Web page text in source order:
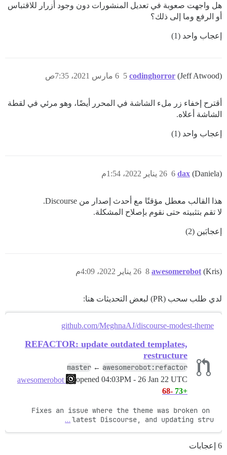
هل واجهت صعوبة في تعديل المنشورات دون وجود أزرار للاقتباس
أو الرفع وما إلى ذلك؟
إعجاب واحد (1)
codinghorror (Jeff Atwood) 6 مارس 2021، 7:35ص 5
أقترح إخفاء زر ملء الشاشة في المحرر أيضًا، وهو مرئي في لقطة
الشاشة أعلاه.
إعجاب واحد (1)
dax (Daniela) 26 يناير 2022، 1:54م 6
هذا القالب معطل مؤقتًا مع أحدث إصدار من Discourse.
لا تقم بتثبيته حتى نقوم بإصلاح المشكلة.
إعجابَين (2)
awesomerobot (Kris) 26 يناير 2022، 4:09م 8
لدي طلب سحب (PR) لبعض التحديثات هنا:
github.com/MeghnaAJ/discourse-modest-theme
REFACTOR: update outdated templates,
restructure
master ← awesomerobot:refactor
opened 04:03PM - 26 Jan 22 UTC
+73
-68
Fixes an issue where the theme was broken on
latest Discourse, and updating stru
…
6 إعجابات